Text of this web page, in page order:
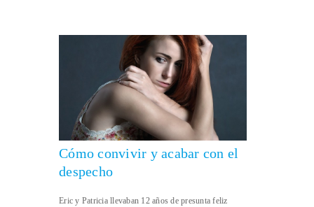
Cómo convivir y acabar con el
despecho
Eric y Patricia llevaban 12 años de presunta feliz